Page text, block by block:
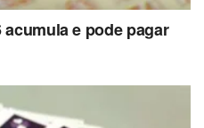
e pode pagar